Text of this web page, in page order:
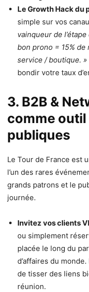
Le Growth Hack du
simple sur vos
vainqueur de
bon prono = 15%
service / boutique. »
bondir votre taux
3. B2B &
comme
publiques
Le Tour de France est
l’un des rares
grands patrons et le
journée.
Invitez vos clients
ou simplement
placée le long du
d’affaires du
de tisser des liens
réunion.